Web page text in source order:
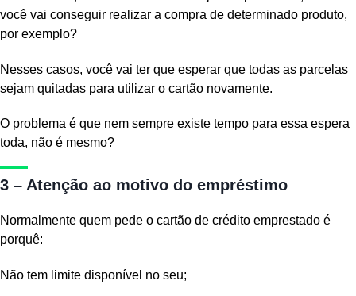
você vai conseguir realizar a compra de determinado produto,
por exemplo?
Nesses casos, você vai ter que esperar que todas as parcelas
sejam quitadas para utilizar o cartão novamente.
O problema é que nem sempre existe tempo para essa espera
toda, não é mesmo?
3 – Atenção ao motivo do empréstimo
Normalmente quem pede o cartão de crédito emprestado é
porquê:
Não tem limite disponível no seu;